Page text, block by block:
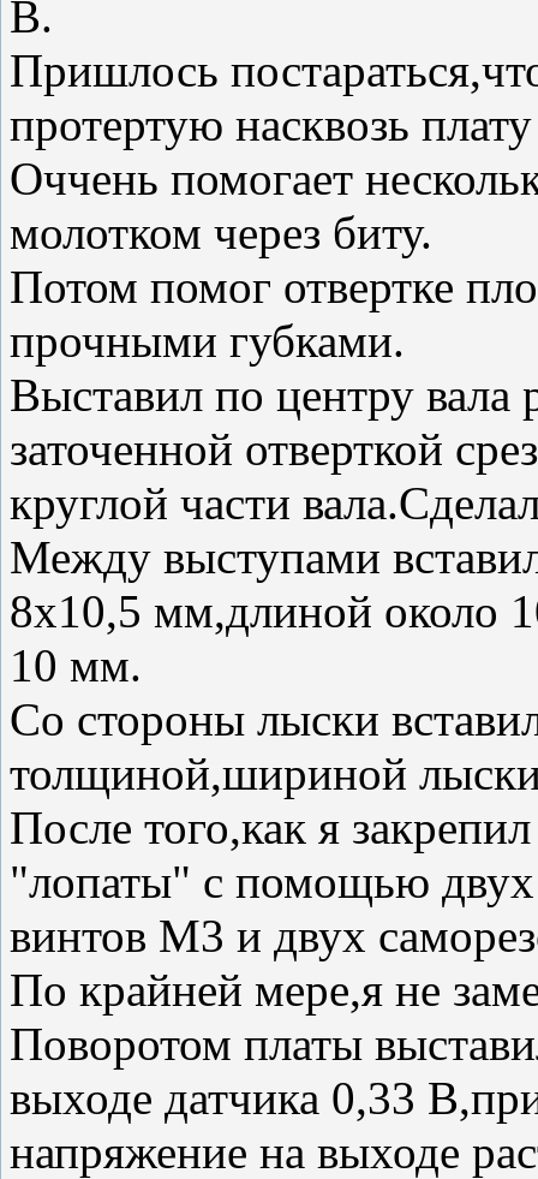
В.
Пришлось
протертую насквозь
Оччень помогает
молотком через биту.
Потом помог отвертке
прочными губками.
Выставил по центру вала
заточенной отверткой
круглой части
Между выступами
8х10,5 мм,длиной около
10 мм.
Со стороны лыски
толщиной,шириной
После того,как я
"лопаты" с помощью
винтов М3 и двух
По крайней мере,я не
Поворотом платы
выходе датчика 0,33
напряжение на выходе